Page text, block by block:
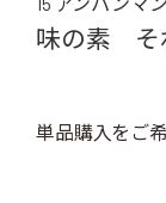
味の素 そ
単品購入をご